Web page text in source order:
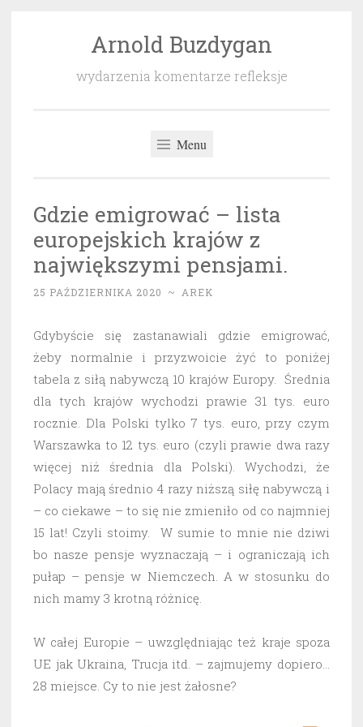
Arnold Buzdygan
wydarzenia komentarze refleksje
Menu
Gdzie emigrować – lista
europejskich krajów z
największymi pensjami.
25 PAŹDZIERNIKA 2020 ~ AREK
Gdybyście się zastanawiali gdzie emigrować,
żeby normalnie i przyzwoicie żyć to poniżej
tabela z siłą nabywczą 10 krajów Europy. Średnia
dla tych krajów wychodzi prawie 31 tys. euro
rocznie. Dla Polski tylko 7 tys. euro, przy czym
Warszawka to 12 tys. euro (czyli prawie dwa razy
więcej niż średnia dla Polski). Wychodzi, że
Polacy mają średnio 4 razy niższą siłę nabywczą i
– co ciekawe – to się nie zmieniło od co najmniej
15 lat! Czyli stoimy. W sumie to mnie nie dziwi
bo nasze pensje wyznaczają – i ograniczają ich
pułap – pensje w Niemczech. A w stosunku do
nich mamy 3 krotną różnicę.
W całej Europie – uwzględniając też kraje spoza
UE jak Ukraina, Trucja itd. – zajmujemy dopiero…
28 miejsce. Cy to nie jest żałosne?